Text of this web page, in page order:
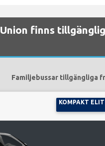
finns
Familjebussar tillgängliga
KOMPAKT ELIT